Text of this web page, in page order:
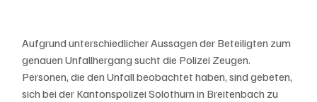
Aufgrund unterschiedlicher Aussagen der Beteiligten zum
genauen Unfallhergang sucht die Polizei Zeugen.
Personen, die den Unfall beobachtet haben, sind gebeten,
sich bei der Kantonspolizei Solothurn in Breitenbach zu